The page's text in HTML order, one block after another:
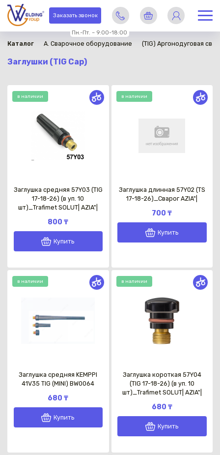
Заказать звонок
Пн.-Пт. – 9:00-18:00
Каталог A. Сварочное оборудование (TIG) Аргонодуговая
Заглушки (TIG Cap)
в наличии
Заглушка средняя 57Y03 (TIG
17-18-26) (в уп. 10
шт)_Trafimet SOLUT| AZIA"|
800 ₸
Купить
в наличии
Заглушка длинная 57Y02 (TS
17-18-26)_Сварог AZIA"|
700 ₸
Купить
в наличии
Заглушка средняя KEMPPI
41V35 TIG (MINI) BW0064
680 ₸
Купить
в наличии
Заглушка короткая 57Y04
(TIG 17-18-26) (в уп. 10
шт)_Trafimet SOLUT| AZIA"|
680 ₸
Купить